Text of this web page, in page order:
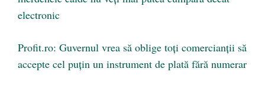
electronic
Profit.ro: Guvernul vrea să oblige toți comercianții să
accepte cel puțin un instrument de plată fără numerar